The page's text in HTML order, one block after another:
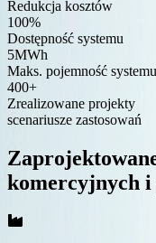
Zintegrowane
elektrycznych i
krytycznej.
Zrealizowane
Produkty
Redukcja kosztów
100%
Dostępność systemu
5MWh
Maks. pojemność systemu
400+
Zrealizowane projekty
scenariusze zastosowań
komercyjnych i